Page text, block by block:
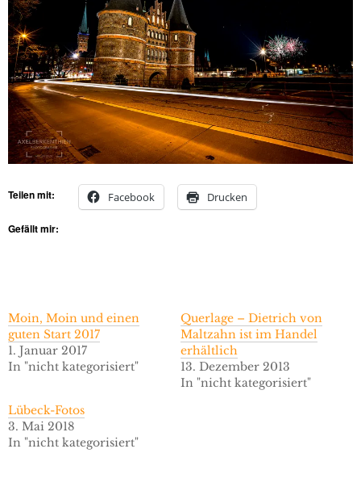
Teilen mit: Facebook Drucken
Gefällt mir:
Moin, Moin und einen
guten Start 2017
1. Januar 2017
In "nicht kategorisiert"
Querlage – Dietrich von
Maltzahn ist im Handel
erhältlich
13. Dezember 2013
In "nicht kategorisiert"
Lübeck-Fotos
3. Mai 2018
In "nicht kategorisiert"